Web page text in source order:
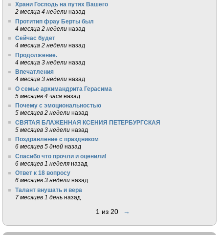
Храни Господь на путях Вашего
2 месяца 4 недели назад
Протитип фрау Берты был
4 месяца 2 недели назад
Сейчас будет
4 месяца 2 недели назад
Продолжение.
4 месяца 3 недели назад
Впечатления
4 месяца 3 недели назад
О семье архимандрита Герасима
5 месяцев 4 часа назад
Почему с эмоциональностью
5 месяцев 2 недели назад
СВЯТАЯ БЛАЖЕННАЯ КСЕНИЯ ПЕТЕРБУРГСКАЯ
5 месяцев 3 недели назад
Поздравление с праздником
6 месяцев 5 дней назад
Спасибо что прочли и оценили!
6 месяцев 1 неделя назад
Ответ к 18 вопросу
6 месяцев 3 недели назад
Талант внушать и вера
7 месяцев 1 день назад
1 из 20 →